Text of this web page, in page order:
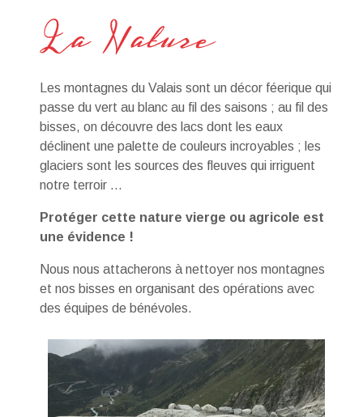
Les montagnes du Valais sont un décor féerique qui
passe du vert au blanc au fil des saisons ; au fil des
bisses, on découvre des lacs dont les eaux
déclinent une palette de couleurs incroyables ; les
glaciers sont les sources des fleuves qui irriguent
notre terroir ...
Protéger cette nature vierge ou agricole est
une évidence !
Nous nous attacherons à nettoyer nos montagnes
et nos bisses en organisant des opérations avec
des équipes de bénévoles.